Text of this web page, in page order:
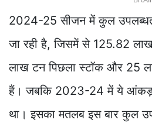
2024-25 सीजन में कुल
जा रही है, जिसमें से 125.82
लाख टन पिछला स्टॉक और 25
हैं। जबकि 2023-24 में ये
था। इसका मतलब इस बार कुल